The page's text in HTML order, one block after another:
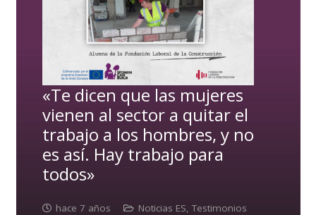
«Te dicen que las mujeres
vienen al sector a quitar el
trabajo a los hombres, y no
es así. Hay trabajo para
todos»
hace 7 años Noticias ES, Testimonios